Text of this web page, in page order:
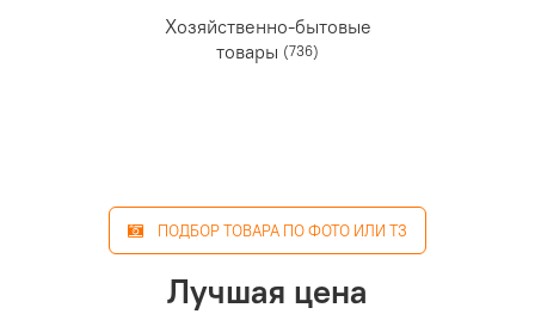
Хозяйственно-бытовые
товары (736)
ПОДБОР ТОВАРА ПО ФОТО ИЛИ ТЗ
Лучшая цена